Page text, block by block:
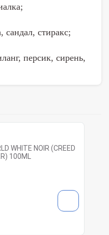
сандал, стиракс;
персик, сирень,
WHITE NOIR (CREED
100ML